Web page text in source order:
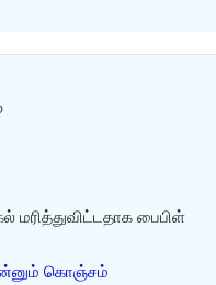
பைபிள்
இன்னும் கொஞ்சம்